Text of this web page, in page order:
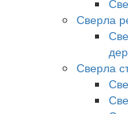
Сверла
Сверла